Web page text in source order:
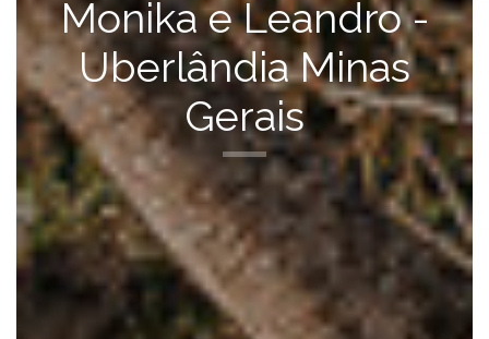
Monika e Leandro -
Uberlândia Minas
Gerais